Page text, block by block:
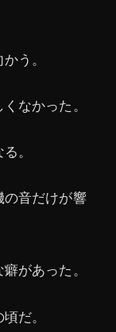
う。
なかった。
。
音だけが響
があった。
だ。